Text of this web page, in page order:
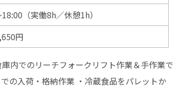
（実働8h／休憩1h）
円
庫内でのリーチフォークリフト作業＆手作業で
の入荷・格納作業 ・冷蔵食品をパレットか